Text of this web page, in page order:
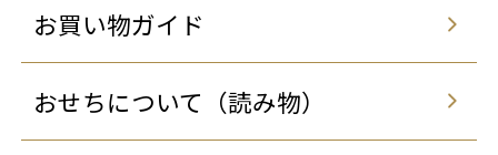
お買い物ガイド
おせちについて（読み物）